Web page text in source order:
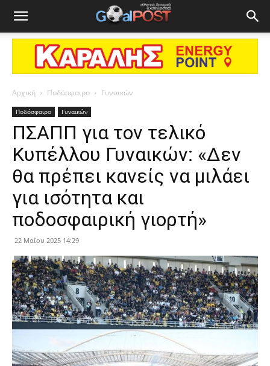
Αρχική Ποδόσφαιρο Γυναικών
Ποδόσφαιρο Γυναικών
ΠΣΑΠΠ για τον τελικό
Κυπέλλου Γυναικών: «Δεν
θα πρέπει κανείς να μιλάει
για ισότητα και
ποδοσφαιρική γιορτή»
22 Μαΐου 2025 14:29